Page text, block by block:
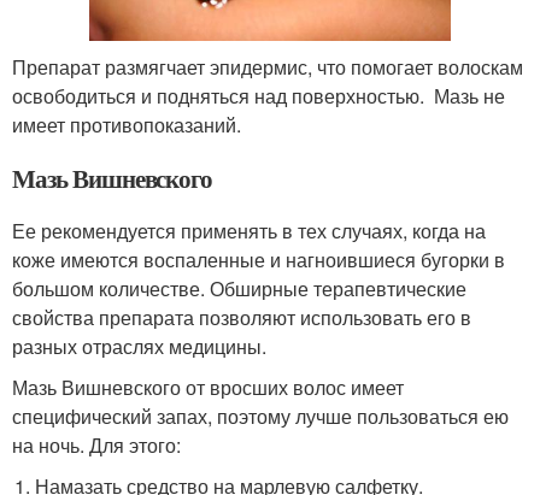
Препарат размягчает эпидермис, что помогает волоскам
освободиться и подняться над поверхностью. Мазь не
имеет противопоказаний.
Мазь Вишневского
Ее рекомендуется применять в тех случаях, когда на
коже имеются воспаленные и нагноившиеся бугорки в
большом количестве. Обширные терапевтические
свойства препарата позволяют использовать его в
разных отраслях медицины.
Мазь Вишневского от вросших волос имеет
специфический запах, поэтому лучше пользоваться ею
на ночь. Для этого:
Намазать средство на марлевую салфетку.